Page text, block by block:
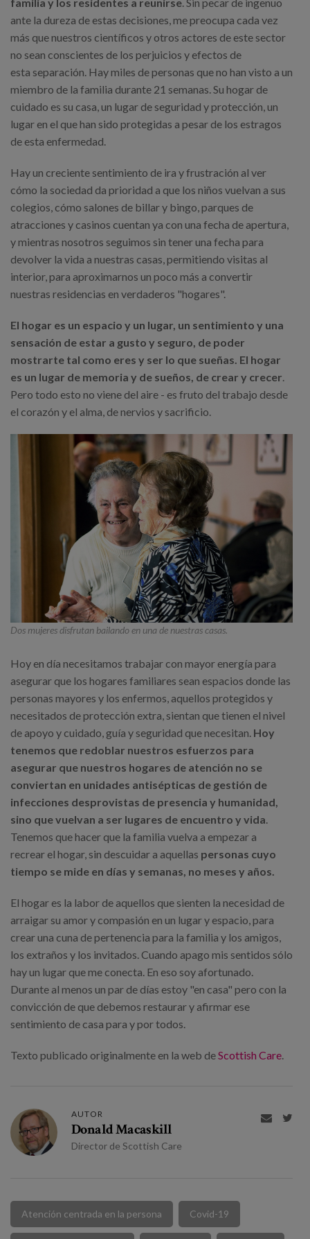
ante la dureza de estas decisiones, me preocupa cada vez
más que nuestros científicos y otros actores de este sector
no sean conscientes de los perjuicios y efectos de
esta separación. Hay miles de personas que no han visto a un
miembro de la familia durante 21 semanas. Su hogar de
cuidado es su casa, un lugar de seguridad y protección, un
lugar en el que han sido protegidas a pesar de los estragos
de esta enfermedad.
Hay un creciente sentimiento de ira y frustración al ver
cómo la sociedad da prioridad a que los niños vuelvan a sus
colegios, cómo salones de billar y bingo, parques de
atracciones y casinos cuentan ya con una fecha de apertura,
y mientras nosotros seguimos sin tener una fecha para
devolver la vida a nuestras casas, permitiendo visitas al
interior, para aproximarnos un poco más a convertir
nuestras residencias en verdaderos "hogares".
El hogar es un espacio y un lugar, un sentimiento y una
sensación de estar a gusto y seguro, de poder
mostrarte tal como eres y ser lo que sueñas. El hogar
es un lugar de memoria y de sueños, de crear y crecer.
Pero todo esto no viene del aire - es fruto del trabajo desde
el corazón y el alma, de nervios y sacrificio.
Dos mujeres disfrutan bailando en una de nuestras casas.
Hoy en día necesitamos trabajar con mayor energía para
asegurar que los hogares familiares sean espacios donde las
personas mayores y los enfermos, aquellos protegidos y
necesitados de protección extra, sientan que tienen el nivel
de apoyo y cuidado, guía y seguridad que necesitan. Hoy
tenemos que redoblar nuestros esfuerzos para
asegurar que nuestros hogares de atención no se
conviertan en unidades antisépticas de gestión de
infecciones desprovistas de presencia y humanidad,
sino que vuelvan a ser lugares de encuentro y vida.
Tenemos que hacer que la familia vuelva a empezar a
recrear el hogar, sin descuidar a aquellas personas cuyo
tiempo se mide en días y semanas, no meses y años.
El hogar es la labor de aquellos que sienten la necesidad de
arraigar su amor y compasión en un lugar y espacio, para
crear una cuna de pertenencia para la familia y los amigos,
los extraños y los invitados. Cuando apago mis sentidos sólo
hay un lugar que me conecta. En eso soy afortunado.
Durante al menos un par de días estoy "en casa" pero con la
convicción de que debemos restaurar y afirmar ese
sentimiento de casa para y por todos.
Texto publicado originalmente en la web deScottish Care.
AUTOR
Donald Macaskill
Director de Scottish Care
 
Atención centrada en la persona Covid-19